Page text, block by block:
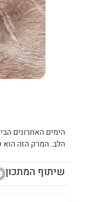
הימים האחרונים
הלב. המרק הזה הוא
שיתוף המתכון